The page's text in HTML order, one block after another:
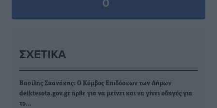
ΣΧΕΤΙΚΆ
Βασίλης Σπανάκης: Ο Κόμβος Επιδόσεων των Δήμων
deiktesota.gov.gr ήρθε για να μείνει και να γίνει οδηγός για
το…